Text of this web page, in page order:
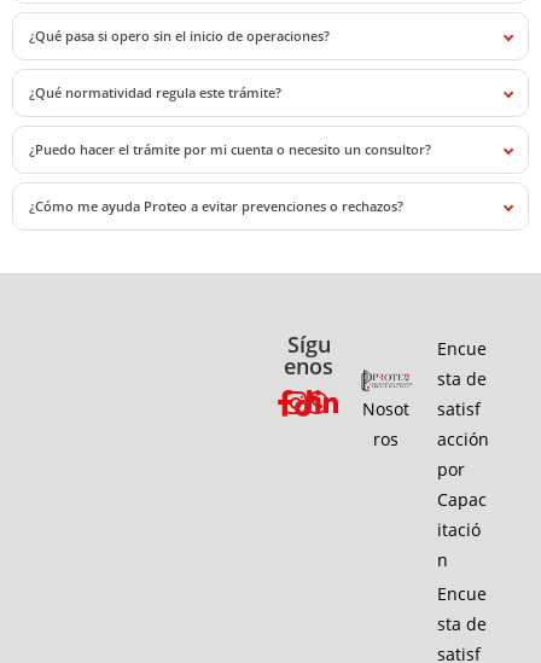
¿Qué pasa si opero sin el inicio de operaciones?
¿Qué normatividad regula este trámite?
¿Puedo hacer el trámite por mi cuenta o necesito un consultor?
¿Cómo me ayuda Proteo a evitar prevenciones o rechazos?
Sígu
enos
Nosot
ros
Encue
sta de
satisf
acción
por
Capac
itació
n
Encue
sta de
satisf